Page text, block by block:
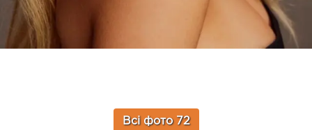
Всі фото 72